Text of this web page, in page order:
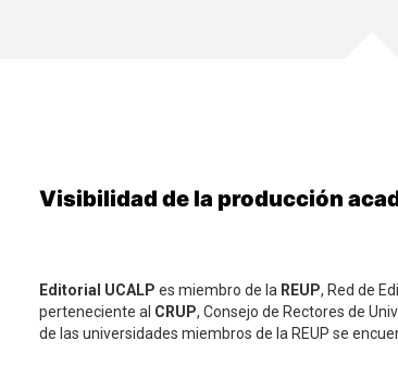
Visibilidad de la producción
Editorial UCALP es miembro de la REUP, Red de
perteneciente al CRUP, Consejo de Rectores de
de las universidades miembros de la REUP se